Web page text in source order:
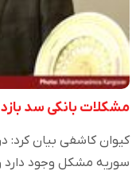
مشکلات بانکی سد
کیوان کاشفی بیان کرد:
سوریه مشکل وجود دارد